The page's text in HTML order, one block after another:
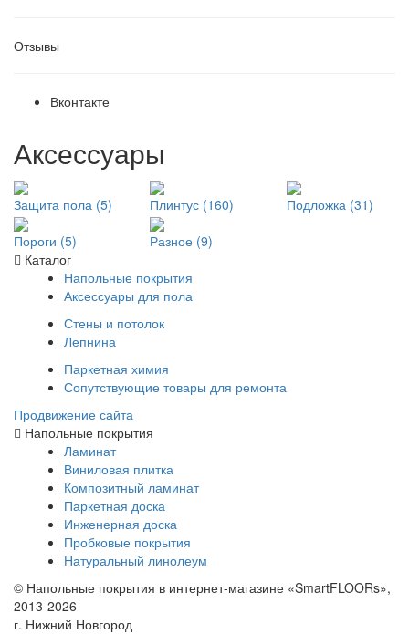
Отзывы
Вконтакте
Аксессуары
Защита пола (5) Плинтус (160) Подложка (31)
Пороги (5)
Разное (9)
Каталог
Напольные покрытия
Аксессуары для пола
Стены и потолок
Лепнина
Паркетная химия
Сопутствующие товары для ремонта
Продвижение сайта
Напольные покрытия
Ламинат
Виниловая плитка
Композитный ламинат
Паркетная доска
Инженерная доска
Пробковые покрытия
Натуральный линолеум
© Напольные покрытия в интернет-магазине «SmartFLOORs»,
2013-2026
г. Нижний Новгород